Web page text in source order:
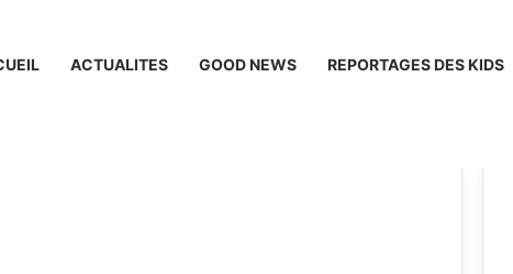
ACTUALITES GOOD NEWS REPORTAGES DES KIDS